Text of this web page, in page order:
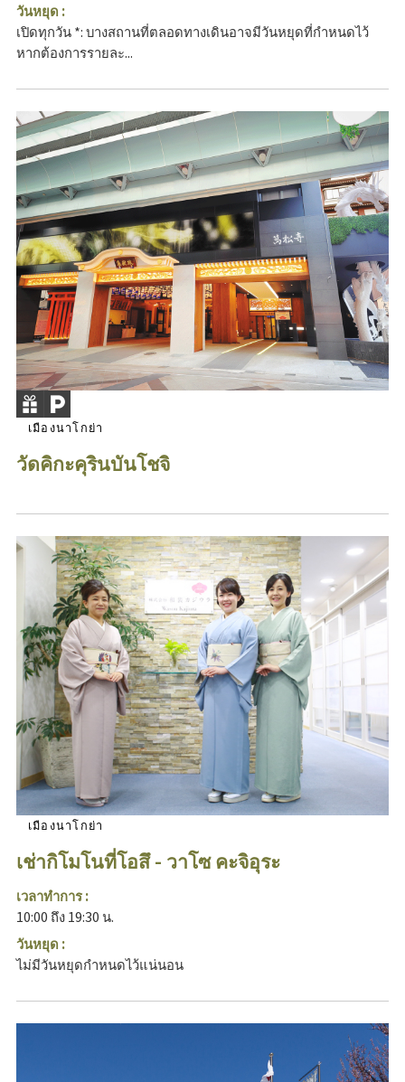
วันหยุด :
เปิดทุกวัน *: บางสถานที่ตลอดทางเดินอาจมีวันหยุดที่กำหนดไว้
หากต้องการรายละ...
เมืองนาโกย่า
วัดคิกะคุรินบันโชจิ
เมืองนาโกย่า
เช่ากิโมโนที่โอสึ - วาโซ คะจิอุระ
เวลาทำการ :
10:00 ถึง 19:30 น.
วันหยุด :
ไม่มีวันหยุดกำหนดไว้แน่นอน